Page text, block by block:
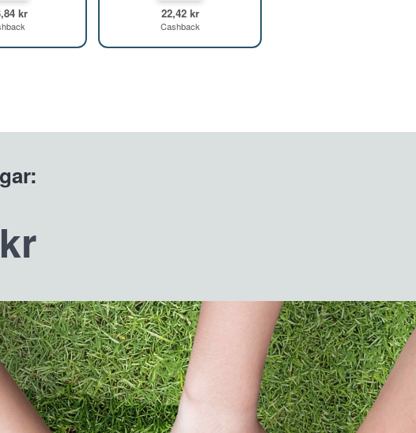
kr 22,42 kr
Cashback